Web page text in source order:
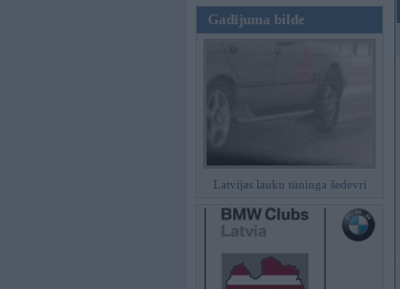
Gadījuma bilde
Latvijas lauku tūninga šedevri